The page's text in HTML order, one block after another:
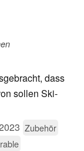
dass
sollen Ski-
Zubehör